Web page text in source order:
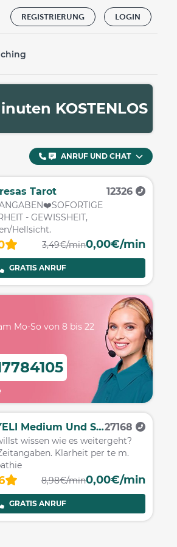
REGISTRIERUNG LOGIN
KOSTENLOS
ANRUF UND CHAT
Mo-So von 8 bis 22
Tarot 12326
- GEWISSHEIT,
Hellsicht.
3,49€/min0,00€/min
GRATIS ANRUF
NAYELI Medium Und Seherin27168
wissen wie es weitergeht?
Klarheit per te m.
8,98€/min0,00€/min
GRATIS ANRUF